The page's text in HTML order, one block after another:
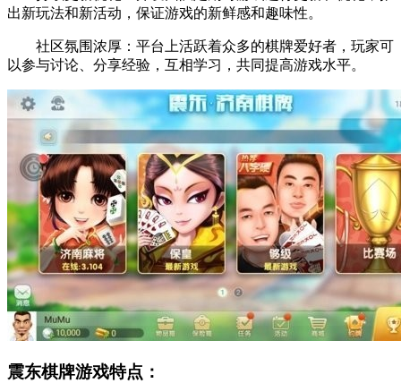
出新玩法和新活动，保证游戏的新鲜感和趣味性。
社区氛围浓厚：平台上活跃着众多的棋牌爱好者，玩家可
以参与讨论、分享经验，互相学习，共同提高游戏水平。
震东棋牌游戏特点：